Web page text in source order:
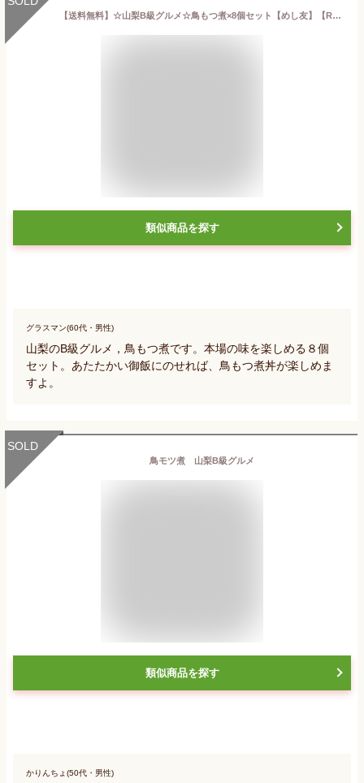
【送料無料】☆山梨B級グルメ☆鳥もつ煮×8個セット【めし友】【RCP】【米】【保存食】
類似商品を探す
グラスマン(60代・男性)
山梨のB級グルメ，鳥もつ煮です。本場の味を楽しめる８個
セット。あたたかい御飯にのせれば、鳥もつ煮丼が楽しめま
すよ。
SOLD
鳥モツ煮 山梨B級グルメ
類似商品を探す
かりんちょ(50代・男性)